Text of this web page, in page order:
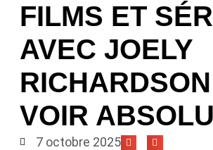
FILMS ET
AVEC JOELY
VOIR
7 octobre 2025